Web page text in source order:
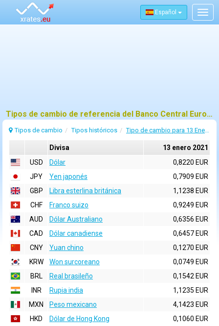
Español
Tipos de cambio de referencia del Banco Central Europeo (BCE) para 13 enero 2021
Tipos de cambio Tipos históricos Tipo de cambio para 13 Enero 2021
Divisa
13 enero 2021
USD
Dólar
0,8220 EUR
JPY
Yen japonés
0,7909 EUR
GBP
Libra esterlina británica
1,1238 EUR
CHF
Franco suizo
0,9249 EUR
AUD
Dólar Australiano
0,6356 EUR
CAD
Dólar canadiense
0,6457 EUR
CNY
Yuan chino
0,1270 EUR
KRW
Won surcoreano
0,0749 EUR
BRL
Real brasileño
0,1542 EUR
INR
Rupia india
1,1235 EUR
MXN
Peso mexicano
4,1423 EUR
HKD
Dólar de Hong Kong
0,1060 EUR